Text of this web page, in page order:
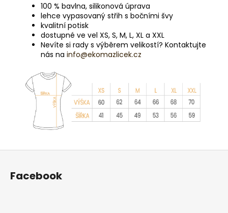
100 % bavlna, silikonová úprava
lehce vypasovaný střih s bočními švy
kvalitní potisk
dostupné ve vel XS, S, M, L, XL a XXL
Nevíte si rady s výběrem velikostí? Kontaktujte
nás na info@ekomazlicek.cz
Z
Facebook